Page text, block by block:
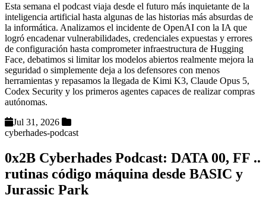
Esta semana el podcast viaja desde el futuro más inquietante de la
inteligencia artificial hasta algunas de las historias más absurdas de
la informática. Analizamos el incidente de OpenAI con la IA que
logró encadenar vulnerabilidades, credenciales expuestas y errores
de configuración hasta comprometer infraestructura de Hugging
Face, debatimos si limitar los modelos abiertos realmente mejora la
seguridad o simplemente deja a los defensores con menos
herramientas y repasamos la llegada de Kimi K3, Claude Opus 5,
Codex Security y los primeros agentes capaces de realizar compras
autónomas.
Jul 31, 2026
cyberhades-podcast
0x2B Cyberhades Podcast: DATA 00, FF ..
rutinas código máquina desde BASIC y
Jurassic Park